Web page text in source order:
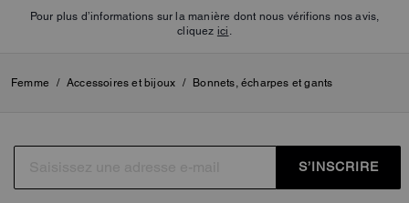
Pour plus d’informations sur la manière dont nous vérifions nos avis,
cliquez ici
Femme / Accessoires et bijoux / Bonnets, écharpes et gants
S’INSCRIRE